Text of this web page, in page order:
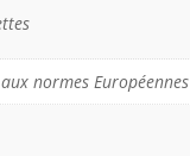
normes Européennes